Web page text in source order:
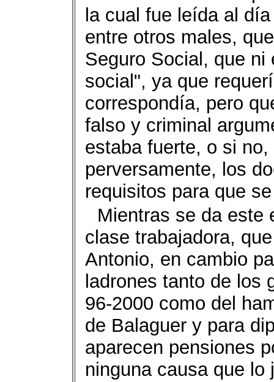
la cual fue leída al
entre otros males,
Seguro Social, que
social", ya que
correspondía, pero
falso y criminal
estaba fuerte, o si
perversamente, los
requisitos para que
Mientras se da este
clase trabajadora,
Antonio, en cambio
ladrones tanto de los
96-2000 como del
de Balaguer y para
aparecen pensiones
ninguna causa que lo